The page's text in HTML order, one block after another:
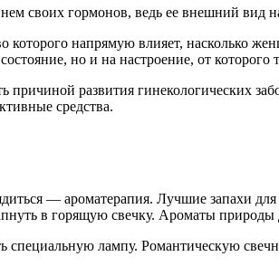
своих гормонов, ведь ее внешний
напрямую влияет, насколько
но и на настроение, от
развития гинекологических
средства.
— ароматерапия. Лучшие запахи
в горящую свечку. Ароматы
специальную лампу. Романтическую